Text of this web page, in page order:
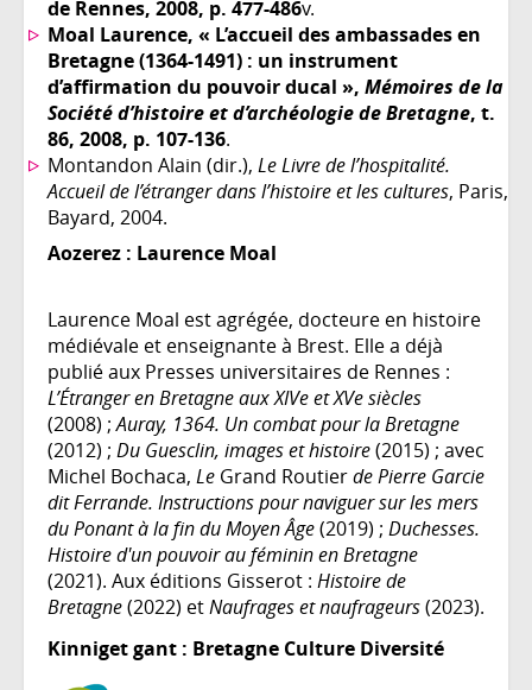
de Rennes, 2008, p. 477-486v.
Moal Laurence, « L’accueil des ambassades en
Bretagne (1364-1491) : un instrument
d’affirmation du pouvoir ducal », Mémoires de la
Société d’histoire et d’archéologie de Bretagne, t.
86, 2008, p. 107-136.
Montandon Alain (dir.), Le Livre de l’hospitalité.
Accueil de l’étranger dans l’histoire et les cultures, Paris,
Bayard, 2004.
Aozerez : Laurence Moal
Laurence Moal est agrégée, docteure en histoire
médiévale et enseignante à Brest. Elle a déjà
publié aux Presses universitaires de Rennes :
L’Étranger en Bretagne aux XIVe et XVe siècles
(2008) ;Auray, 1364. Un combat pour la Bretagne
(2012) ; Du Guesclin, images et histoire(2015) ; avec
Michel Bochaca, Le Grand Routierde Pierre Garcie
dit Ferrande. Instructions pour naviguer sur les mers
du Ponant à la fin du Moyen Âge(2019) ; Duchesses.
Histoire d'un pouvoir au féminin en Bretagne
(2021). Aux éditions Gisserot : Histoire de
Bretagne(2022) etNaufrages et naufrageurs(2023).
Kinniget gant : Bretagne Culture Diversité